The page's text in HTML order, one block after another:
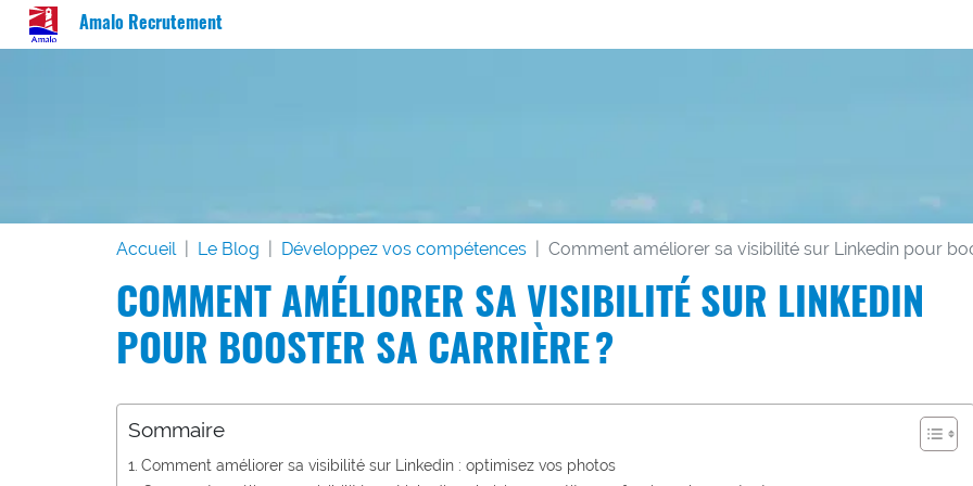
Amalo Recrutement
Accueil Le Blog Développez vos compétences Comment améliorer sa visibilité sur Linkedin pour
COMMENT AMÉLIORER SA VISIBILITÉ SUR LINKEDIN
POUR BOOSTER SA CARRIÈRE ?
Sommaire
Comment améliorer sa visibilité sur Linkedin : optimisez vos photos